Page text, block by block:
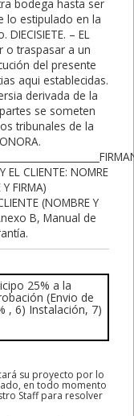
25% a la
(Envio de
, 6) Instalación, 7)
su proyecto por lo
en todo momento
Staff para resolver